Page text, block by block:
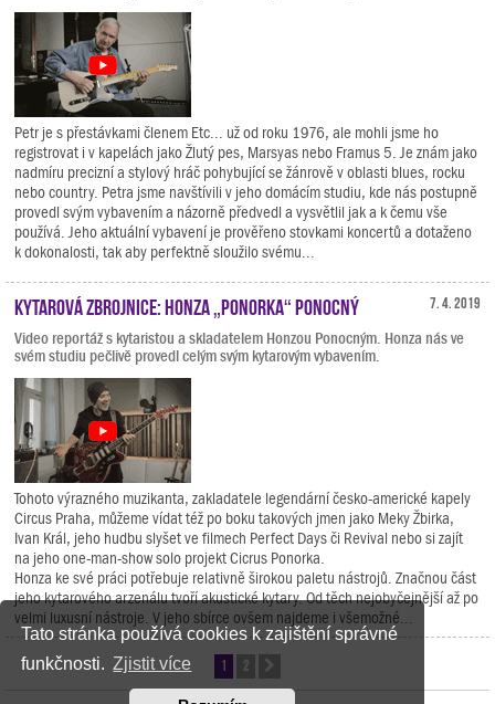
Tato stránka používá cookies k zajištění správné
funkčnosti. Zjistit více
Petr je s přestávkami členem Etc... už od roku 1976, ale mohli jsme ho
registrovat i v kapelách jako Žlutý pes, Marsyas nebo Framus 5. Je znám jako
nadmíru precizní a stylový hráč pohybující se žánrově v oblasti blues, rocku
nebo country. Petra jsme navštívili v jeho domácím studiu, kde nás postupně
provedl svým vybavením a názorně předvedl a vysvětlil jak a k čemu vše
používá. Jeho aktuální vybavení je prověřeno stovkami koncertů a dotaženo
k dokonalosti, tak aby perfektně sloužilo svému...
7. 4. 2019
Kytarová zbrojnice: Honza „Ponorka“ Ponocný
Video reportáž s kytaristou a skladatelem Honzou Ponocným. Honza nás ve
svém studiu pečlivě provedl celým svým kytarovým vybavením.
Tohoto výrazného muzikanta, zakladatele legendární česko-americké kapely
Circus Praha, můžeme vídat též po boku takových jmen jako Meky Žbirka,
Ivan Král, jeho hudbu slyšet ve filmech Perfect Days či Revival nebo si zajít
na jeho one-man-show solo projekt Cicrus Ponorka.
Honza ke své práci potřebuje relativně širokou paletu nástrojů. Značnou část
jeho kytarového arzenálu tvoří akustické kytary. Od těch nejobyčejnější až po
velmi luxusní nástroje. V jeho sbírce ovšem najdeme i všemožné...
1 2